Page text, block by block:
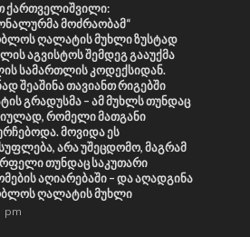
ქართველიშვილი:
მოძრაობამ“
ღალატის მუხლი ზუსტად
აგვისტოს შემდეგ გააუქმა
სამართლის კოდექსიდან.
შეაშინა თავიანთ რიგებში
გრადუსმა – ამ მუხლს თუნდაც
რომელი მათგანი
მოვიდა ეს
არა უშეცდომო, მაგრამ
თუნდაც საკუთარი
აღიარებაში – და აღადგინა
ღალატის მუხლი
pm